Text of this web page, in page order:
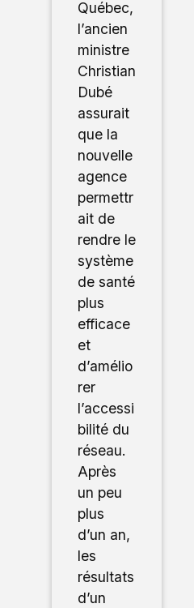
Québec,
l’ancien
ministre
Christian
Dubé
assurait
que la
nouvelle
agence
permettr
ait de
rendre le
système
de santé
plus
efficace
et
d’amélio
rer
l’accessi
bilité du
réseau.
Après
un peu
plus
d’un an,
les
résultats
d’un